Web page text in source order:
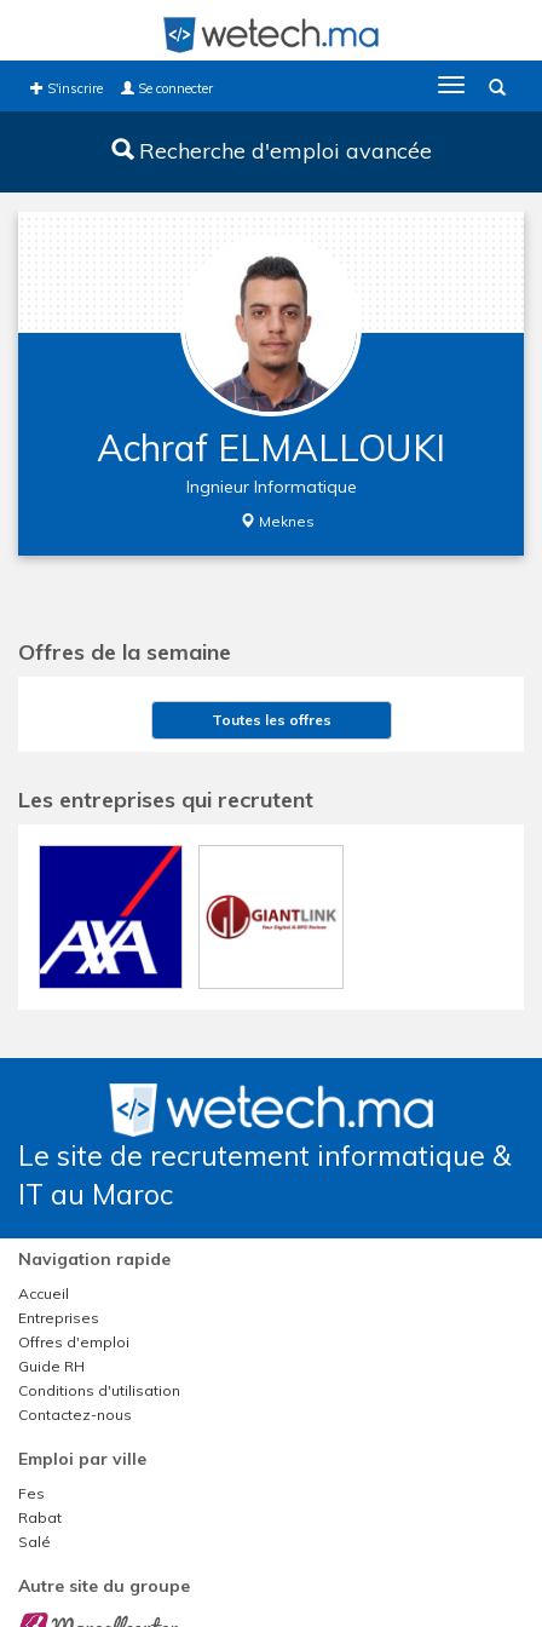
S'inscrire Se connecter
Toggle
navigation
Recherche d'emploi avancée
Achraf ELMALLOUKI
Ingnieur Informatique
Meknes
Offres de la semaine
Toutes les offres
Les entreprises qui recrutent
Le site de recrutement informatique &
IT au Maroc
Navigation rapide
Accueil
Entreprises
Offres d'emploi
Guide RH
Conditions d'utilisation
Contactez-nous
Emploi par ville
Fes
Rabat
Salé
Autre site du groupe